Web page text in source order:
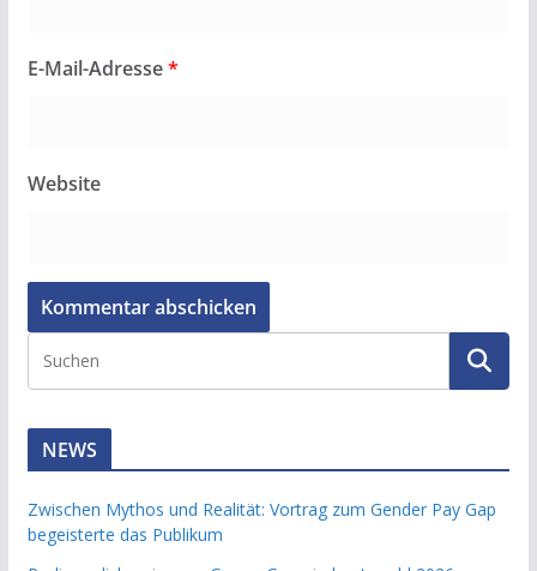
E-Mail-Adresse*
Website
NEWS
Zwischen Mythos und Realität: Vortrag zum Gender Pay Gap
begeisterte das Publikum